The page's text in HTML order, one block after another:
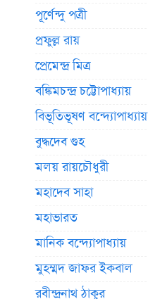
পূর্ণেন্দু পত্রী
প্রফুল্ল রায়
প্রেমেন্দ্র মিত্র
বঙ্কিমচন্দ্র চট্টোপাধ্যায়
বিভূতিভূষণ বন্দ্যোপাধ্যায়
বুদ্ধদেব গুহ
মলয় রায়চৌধুরী
মহাদেব সাহা
মহাভারত
মানিক বন্দ্যোপাধ্যায়
মুহম্মদ জাফর ইকবাল
রবীন্দ্রনাথ ঠাকুর